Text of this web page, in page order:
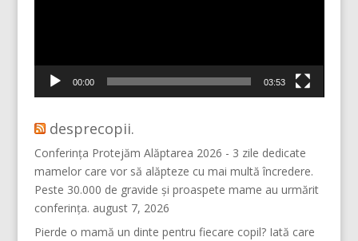
00:00 03:53
desprecopii.
Conferința Protejăm Alăptarea 2026 - 3 zile dedicate
mamelor care vor să alăpteze cu mai multă încredere.
Peste 30.000 de gravide și proaspete mame au urmărit
conferința. august 7, 2026
Pierde o mamă un dinte pentru fiecare copil? Iată care